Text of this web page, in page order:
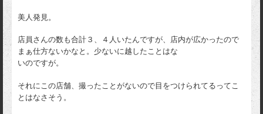
美人発見。
店員さんの数も合計３、４人いたんですが、店内が広かったので
まぁ仕方ないかなと。少ないに越したことはな
いのですが。
それにこの店舗、撮ったことがないので目をつけられてるってこ
とはなさそう。